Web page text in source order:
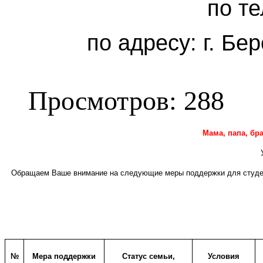
по
по адресу: г.
Просмотров: 288
Мама, папа,
Обращаем Ваше внимание на следующие меры поддержки для
№ Мера поддержки
Статус семьи,
Условия